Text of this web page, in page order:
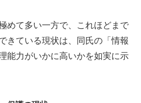
めて多い一方で、これほどまで
きている現状は、同氏の「情報
能力がいかに高いかを如実に示